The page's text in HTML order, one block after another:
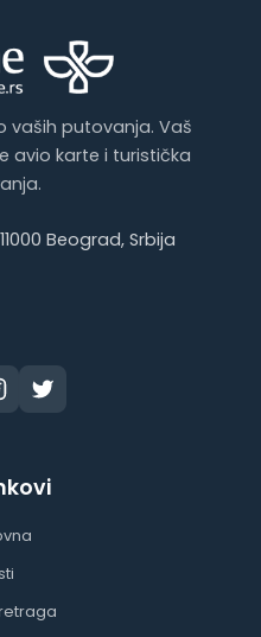
vaših putovanja. Vaš
avio karte i turistička
Beograd, Srbija